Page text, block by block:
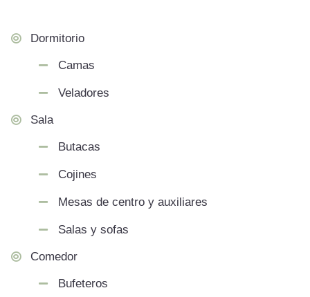
Dormitorio
Camas
Veladores
Sala
Butacas
Cojines
Mesas de centro y auxiliares
Salas y sofas
Comedor
Bufeteros